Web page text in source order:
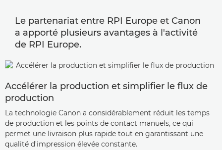
Le partenariat entre RPI Europe et Canon
a apporté plusieurs avantages à l'activité
de RPI Europe.
Accélérer la production et simplifier le flux de
production
La technologie Canon a considérablement réduit les temps
de production et les points de contact manuels, ce qui
permet une livraison plus rapide tout en garantissant une
qualité d'impression élevée constante.